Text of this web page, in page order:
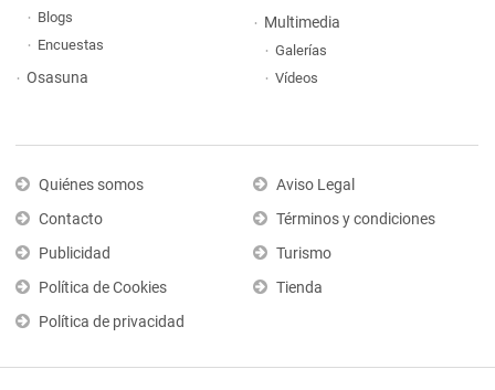
Blogs
Encuestas
Osasuna
Multimedia
Galerías
Vídeos
Quiénes somos
Contacto
Publicidad
Política de Cookies
Política de privacidad
Aviso Legal
Términos y condiciones
Turismo
Tienda